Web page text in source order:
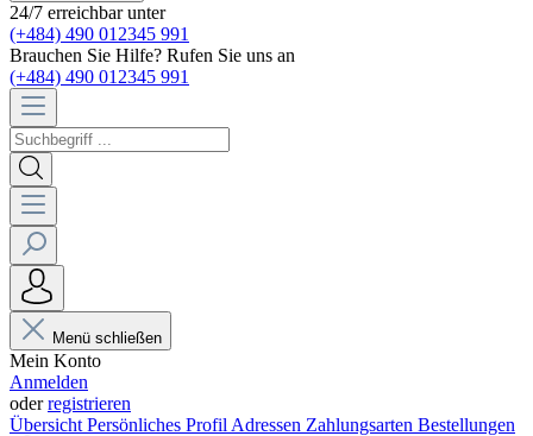
24/7 erreichbar unter
(+484) 490 012345 991
Brauchen Sie Hilfe? Rufen Sie uns an
(+484) 490 012345 991
Menü schließen
Mein Konto
Anmelden
oderregistrieren
Übersicht Persönliches Profil Adressen Zahlungsarten Bestellungen